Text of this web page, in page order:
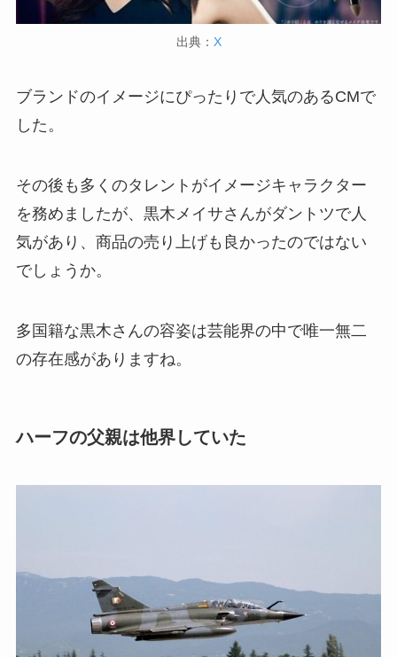
出典： X
ブランドのイメージにぴったりで人気のあるCMで
した。
その後も多くのタレントがイメージキャラクター
を務めましたが、黒木メイサさんがダントツで人
気があり、商品の売り上げも良かったのではない
でしょうか。
多国籍な黒木さんの容姿は芸能界の中で唯一無二
の存在感がありますね。
ハーフの父親は他界していた